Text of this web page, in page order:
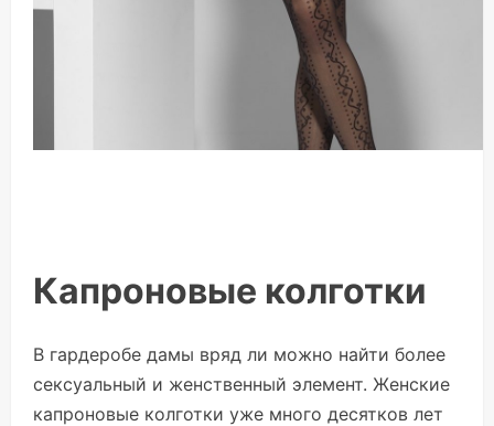
Капроновые колготки
В гардеробе дамы вряд ли можно найти более
сексуальный и женственный элемент. Женские
капроновые колготки уже много десятков лет